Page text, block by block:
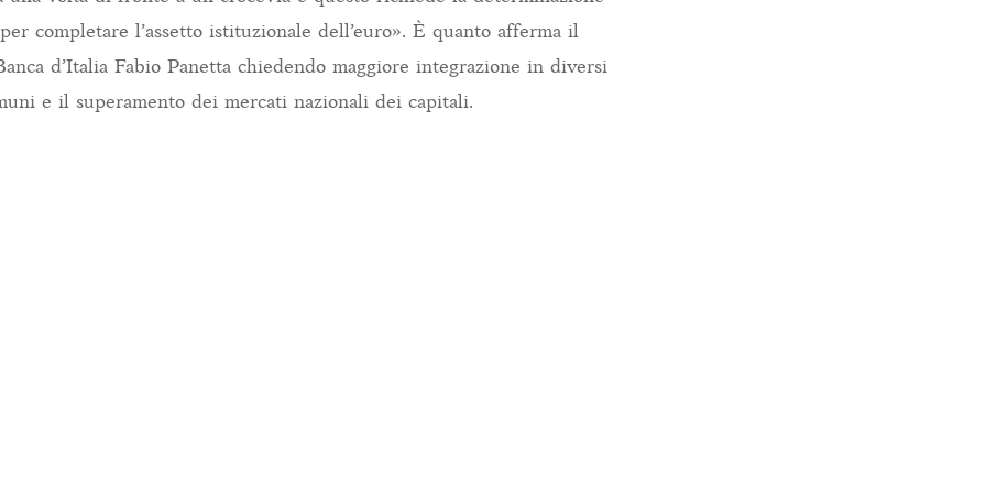
completare l’assetto istituzionale dell’euro». È quanto afferma il
d’Italia Fabio Panetta chiedendo maggiore integrazione in diversi
e il superamento dei mercati nazionali dei capitali.